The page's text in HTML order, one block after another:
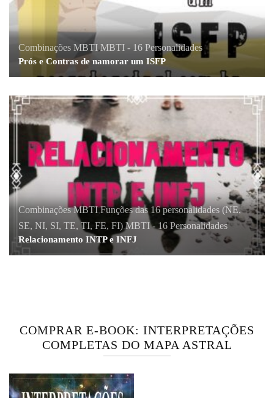
Combinações MBTI,MBTI - 16 Personalidades
Prós e Contras de namorar um ISFP
Combinações MBTI,Funções das 16 personalidades (NE,
SE, NI, SI, TE, TI, FE, FI),MBTI - 16 Personalidades
Relacionamento INTP e INFJ
COMPRAR E-BOOK: INTERPRETAÇÕES
COMPLETAS DO MAPA ASTRAL